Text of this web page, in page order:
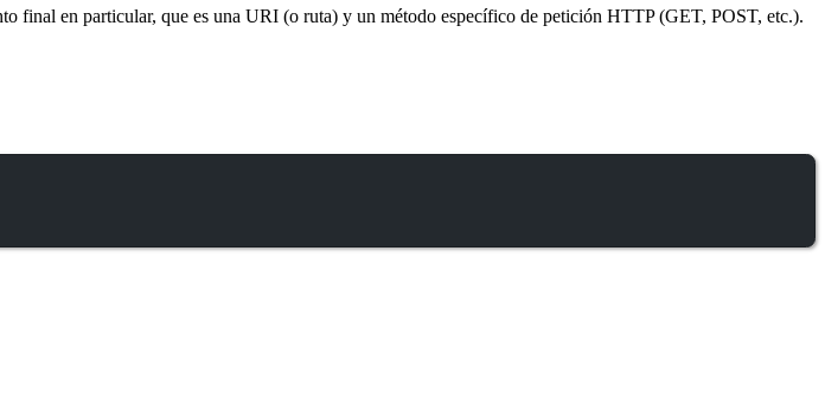
final en particular, que es una URI (o ruta) y un método específico de petición HTTP (GET, POST, etc.).